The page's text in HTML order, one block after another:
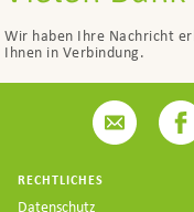
Wir haben Ihre Nachricht
Ihnen in Verbindung.
RECHTLICHES
Datenschutz